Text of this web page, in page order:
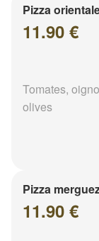
Pizza
11.90 €
Tomates,
olives
Pizza
11.90 €